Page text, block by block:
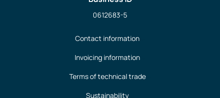
0612683-5
Contact information
Invoicing information
Terms of technical trade
Sustainability